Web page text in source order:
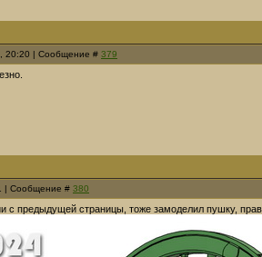
20:20 | Сообщение # 379
| Сообщение # 380
с предыдущей страницы, тоже замоделил пушку,